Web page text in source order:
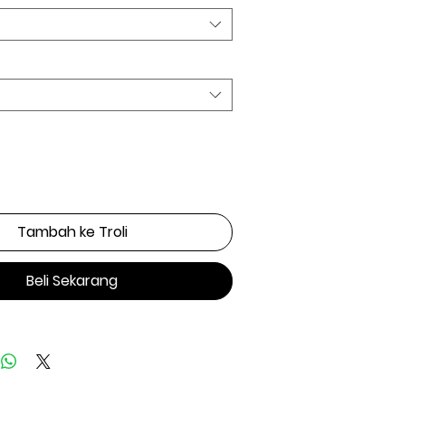
Tambah ke Troli
Beli Sekarang